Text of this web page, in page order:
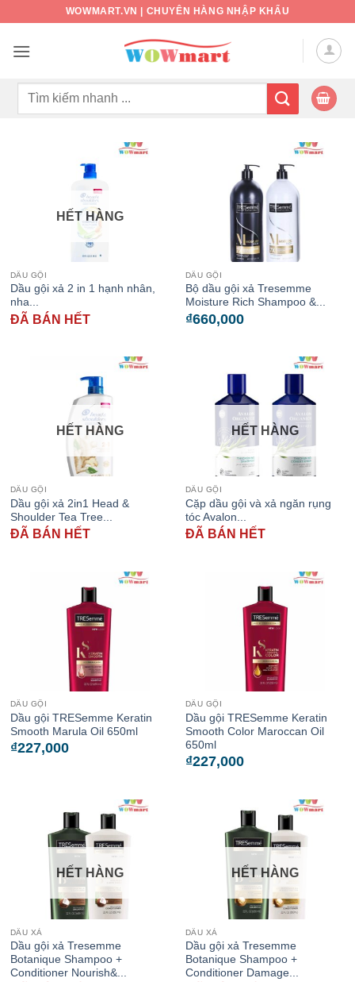
nội
WOWMART.VN | CHUYÊN HÀNG NHẬP KHẨU
Tìm
HẾT HÀNG
DẦU GỘI
Dầu gội xả 2 in 1 hạnh nhân,
nha...
ĐÃ BÁN HẾT
DẦU GỘI
Bộ dầu gội xả Tresemme
Moisture Rich Shampoo &...
₫660,000
HẾT HÀNG
DẦU GỘI
Dầu gội xả 2in1 Head &
Shoulder Tea Tree...
ĐÃ BÁN HẾT
HẾT HÀNG
DẦU GỘI
Cặp dầu gội và xả ngăn rụng
tóc Avalon...
ĐÃ BÁN HẾT
DẦU GỘI
Dầu gội TRESemme Keratin
Smooth Marula Oil 650ml
₫227,000
DẦU GỘI
Dầu gội TRESemme Keratin
Smooth Color Maroccan Oil
650ml
₫227,000
HẾT HÀNG
DẦU XẢ
Dầu gội xả Tresemme
Botanique Shampoo +
Conditioner Nourish&...
HẾT HÀNG
DẦU XẢ
Dầu gội xả Tresemme
Botanique Shampoo +
Conditioner Damage...